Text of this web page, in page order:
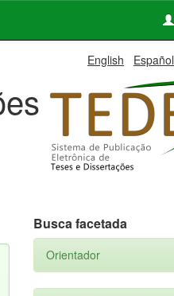
English Español
Busca facetada
Orientador